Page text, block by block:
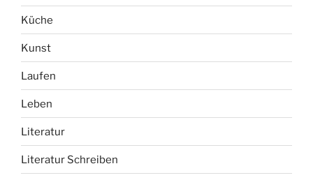
Küche
Kunst
Laufen
Leben
Literatur
Literatur Schreiben